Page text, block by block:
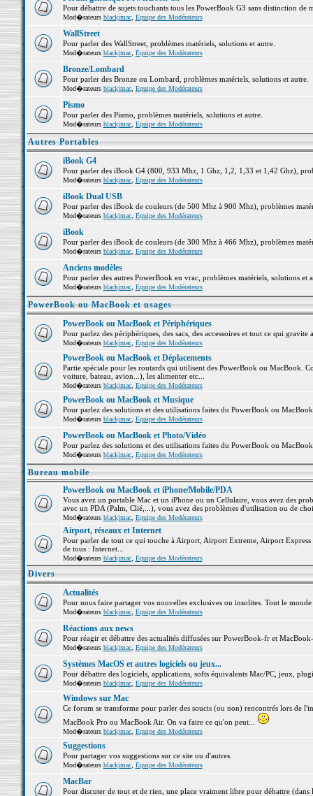
Pour débattre de sujets touchants tous les PowerBook G3 sans distinction de
Mod�rateurs blackjmac, Equipe des Modérateurs
WallStreet
Pour parler des WallStreet, problèmes matériels, solutions et autre.
Mod�rateurs blackjmac, Equipe des Modérateurs
Bronze/Lombard
Pour parler des Bronze ou Lombard, problèmes matériels, solutions et autre.
Mod�rateurs blackjmac, Equipe des Modérateurs
Pismo
Pour parler des Pismo, problèmes matériels, solutions et autre.
Mod�rateurs blackjmac, Equipe des Modérateurs
Autres Portables
iBook G4
Pour parler des iBook G4 (800, 933 Mhz, 1 Ghz, 1,2, 1,33 et 1,42 Ghz),
Mod�rateurs blackjmac, Equipe des Modérateurs
iBook Dual USB
Pour parler des iBook de couleurs (de 500 Mhz à 900 Mhz), problèmes
Mod�rateurs blackjmac, Equipe des Modérateurs
iBook
Pour parler des iBook de couleurs (de 300 Mhz à 466 Mhz), problèmes
Mod�rateurs blackjmac, Equipe des Modérateurs
Anciens modèles
Pour parler des autres PowerBook en vrac, problèmes matériels, solutions et
Mod�rateurs blackjmac, Equipe des Modérateurs
PowerBook ou MacBook et usages
PowerBook ou MacBook et Périphériques
Pour parlez des périphériques, des sacs, des accessoires et tout ce qui
Mod�rateurs blackjmac, Equipe des Modérateurs
PowerBook ou MacBook et Déplacements
Partie spéciale pour les routards qui utilisent des PowerBook ou MacBook.
voiture, bateau, avion...), les alimenter etc...
Mod�rateurs blackjmac, Equipe des Modérateurs
PowerBook ou MacBook et Musique
Pour parlez des solutions et des utilisations faites du PowerBook ou
Mod�rateurs blackjmac, Equipe des Modérateurs
PowerBook ou MacBook et Photo/Vidéo
Pour parlez des solutions et des utilisations faites du PowerBook ou
Mod�rateurs blackjmac, Equipe des Modérateurs
Bureau mobile
PowerBook ou MacBook et iPhone/Mobile/PDA
Vous avez un portable Mac et un iPhone ou un Cellulaire, vous avez des
avec un PDA (Palm, Clié,...), vous avez des problèmes d'utilisation ou de
Mod�rateurs blackjmac, Equipe des Modérateurs
Airport, réseaux et Internet
Pour parler de tout ce qui touche à Airport, Airport Extreme, Airport
de tous : Internet...
Mod�rateurs blackjmac, Equipe des Modérateurs
Divers
Actualités
Pour nous faire partager vos nouvelles exclusives ou insolites. Tout le
Mod�rateurs blackjmac, Equipe des Modérateurs
Réactions aux news
Pour réagir et débattre des actualités diffusées sur PowerBook-fr et
Mod�rateurs blackjmac, Equipe des Modérateurs
Systèmes MacOS et autres logiciels ou jeux...
Pour débattre des logiciels, applications, softs équivalents Mac/PC, jeux,
Mod�rateurs blackjmac, Equipe des Modérateurs
Windows sur Mac
Ce forum se transforme pour parler des soucis (ou non) rencontrés lors de
MacBook Pro ou MacBook Air. On va faire ce qu'on peut...
Mod�rateurs blackjmac, Equipe des Modérateurs
Suggestions
Pour partager vos suggestions sur ce site ou d'autres.
Mod�rateurs blackjmac, Equipe des Modérateurs
MacBar
Pour discuter de tout et de rien, une place vraiment libre pour débattre (dans